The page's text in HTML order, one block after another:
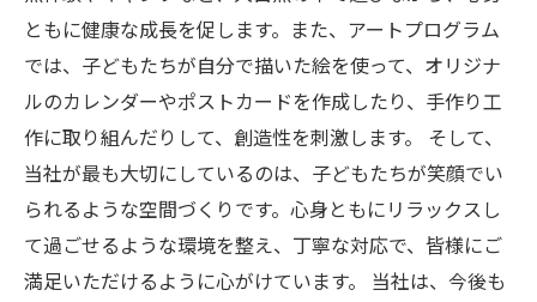
ともに健康な成長を促します。また、アートプログラム
では、子どもたちが自分で描いた絵を使って、オリジナ
ルのカレンダーやポストカードを作成したり、手作り工
作に取り組んだりして、創造性を刺激します。 そして、
当社が最も大切にしているのは、子どもたちが笑顔でい
られるような空間づくりです。心身ともにリラックスし
て過ごせるような環境を整え、丁寧な対応で、皆様にご
満足いただけるように心がけています。 当社は、今後も